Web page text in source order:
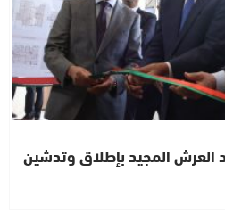
العرش المجيد بإطلاق وتدشين